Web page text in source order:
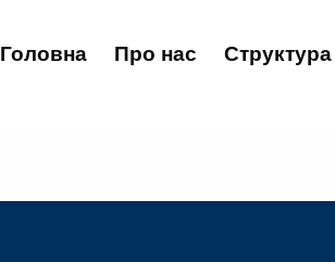
Головна Про нас Структура